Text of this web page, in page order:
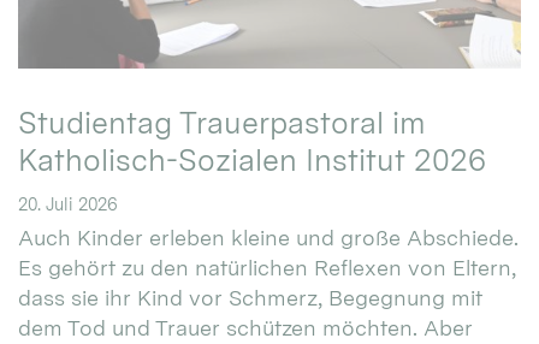
Studientag Trauerpastoral im
Katholisch-Sozialen Institut 2026
20. Juli 2026
Auch Kinder erleben kleine und große Abschiede.
Es gehört zu den natürlichen Reflexen von Eltern,
dass sie ihr Kind vor Schmerz, Begegnung mit
dem Tod und Trauer schützen möchten. Aber